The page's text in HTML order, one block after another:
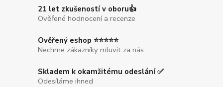
21 let zkušeností v oboru👍
Ověřené hodnocení a recenze
Ověřený eshop ⭐⭐⭐⭐⭐
Nechme zákazníky mluvit za nás
Skladem k okamžitému odeslání ✅
Odesíláme ihned